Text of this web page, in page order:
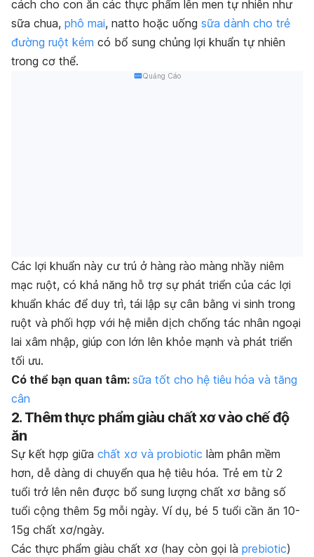
cách cho con ăn các thực phẩm lên men tự nhiên như
sữa chua, phô mai, natto hoặc uống sữa dành cho trẻ
đường ruột kém có bổ sung chủng lợi khuẩn tự nhiên
trong cơ thể.
Quảng Cáo
Các lợi khuẩn này cư trú ở hàng rào màng nhầy niêm
mạc ruột, có khả năng hỗ trợ sự phát triển của các lợi
khuẩn khác để duy trì, tái lập sự cân bằng vi sinh trong
ruột và phối hợp với hệ miễn dịch chống tác nhân ngoại
lai xâm nhập, giúp con lớn lên khỏe mạnh và phát triển
tối ưu.
Có thể bạn quan tâm: sữa tốt cho hệ tiêu hóa và tăng
cân
2. Thêm thực phẩm giàu chất xơ vào chế độ
ăn
Sự kết hợp giữa chất xơ và probiotic làm phân mềm
hơn, dễ dàng di chuyển qua hệ tiêu hóa. Trẻ em từ 2
tuổi trở lên nên được bổ sung lượng chất xơ bằng số
tuổi cộng thêm 5g mỗi ngày. Ví dụ, bé 5 tuổi cần ăn 10-
15g chất xơ/ngày.
Các thực phẩm giàu chất xơ (hay còn gọi là prebiotic)